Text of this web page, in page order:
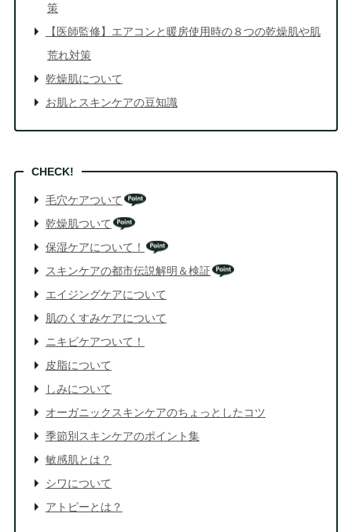
策
【医師監修】エアコンと暖房使用時の８つの乾燥肌や肌
荒れ対策
乾燥肌について
お肌とスキンケアの豆知識
毛穴ケアついて
乾燥肌ついて
保湿ケアについて！
スキンケアの都市伝説解明＆検証
エイジングケアについて
肌のくすみケアについて
ニキビケアついて！
皮脂について
しみについて
オーガニックスキンケアのちょっとしたコツ
季節別スキンケアのポイント集
敏感肌とは？
シワについて
アトピーとは？